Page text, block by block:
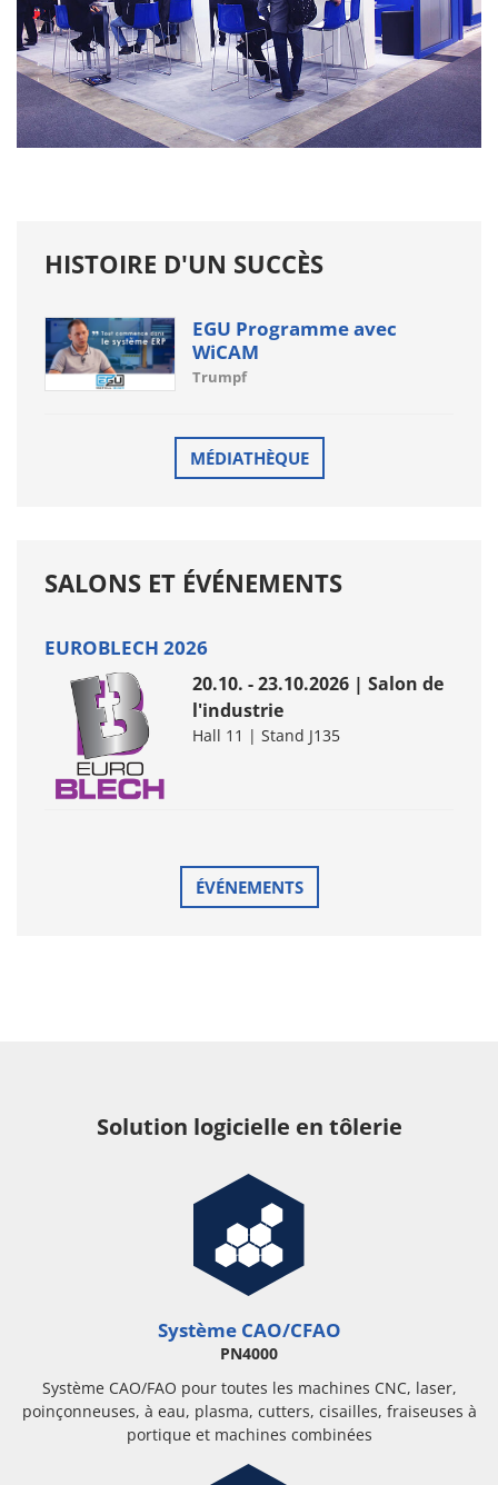
HISTOIRE D'UN SUCCÈS
EGU Programme avec
WiCAM
Trumpf
MÉDIATHÈQUE
SALONS ET ÉVÉNEMENTS
EUROBLECH 2026
20.10. - 23.10.2026 | Salon de
l'industrie
Hall 11 | Stand J135
ÉVÉNEMENTS
Solution logicielle en tôlerie
Système CAO/CFAO
PN4000
Système CAO/FAO pour toutes les machines CNC, laser,
poinçonneuses, à eau, plasma, cutters, cisailles, fraiseuses à
portique et machines combinées